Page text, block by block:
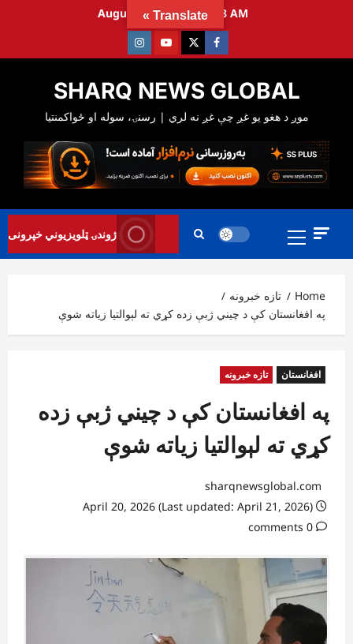
August 6, 2026 1:58:29 AM
Facebook
Twitter
Youtube
Instagram
SHARQ NEWS GLOBAL
Primary
ژوندۍ ټلویزیوني خپرونی
Home
تازه خبرونه
په افغانستان کې د چیني ژبې زده کړي ته لېوالتیا زیاته شوې
افغانستان تازه خبرونه
په افغانستان کې د چیني ژبې زده
کړي ته لېوالتیا زیاته شوې
sharqnewsglobal.com
0 comments
Translate »